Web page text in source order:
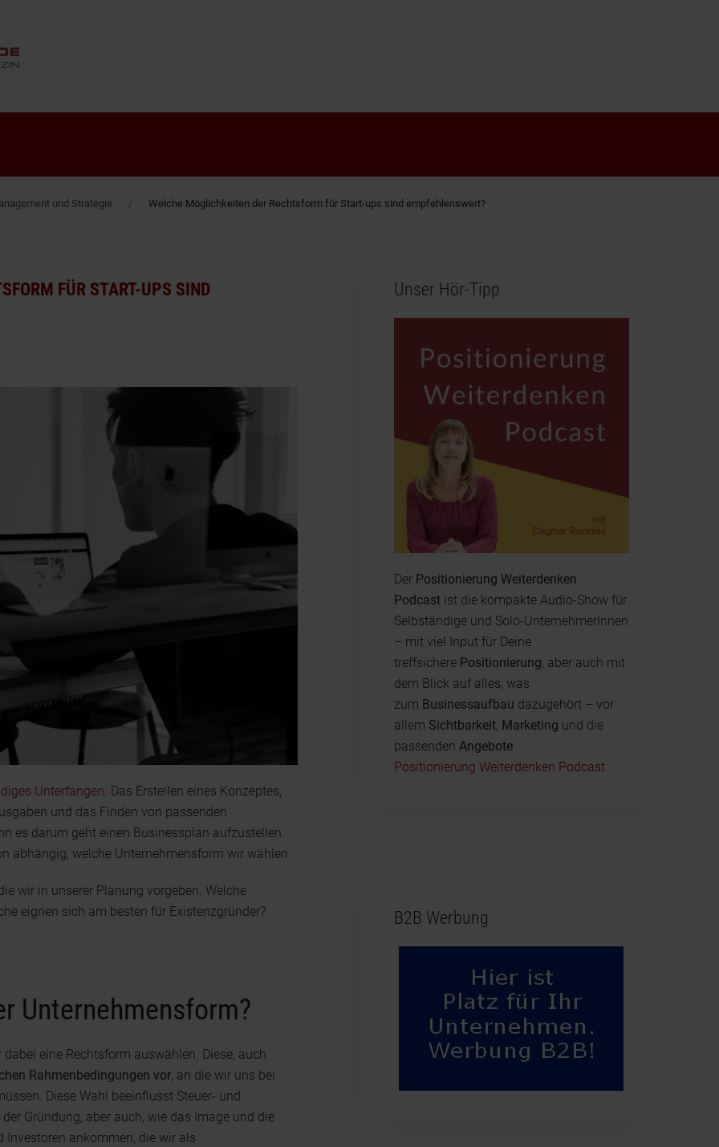
und Strategie Welche Möglichkeiten der Rechtsform für Start-ups sind empfehlenswert?
FÜR START-UPS SIND
Unterfangen. Das Erstellen eines Konzeptes,
und das Finden von passenden
es darum geht einen Businessplan aufzustellen.
abhängig, welche Unternehmensform wir wählen.
wir in unserer Planung vorgeben. Welche
eignen sich am besten für Existenzgründer?
Unternehmensform?
eine Rechtsform auswählen. Diese, auch
Rahmenbedingungen vor, an die wir uns bei
Diese Wahl beeinflusst Steuer- und
Gründung, aber auch, wie das Image und die
Investoren ankommen, die wir als
Unser Hör-Tipp
Der Positionierung Weiterdenken
Podcastist die kompakte Audio-Show für
Selbständige und Solo-UnternehmerInnen
– mit viel Input für Deine
treffsichere Positionierung, aber auch mit
dem Blick auf alles, was
zum Businessaufbau dazugehört – vor
allem Sichtbarkeit, Marketing und die
passenden Angebote
Positionierung Weiterdenken Podcast
B2B Werbung